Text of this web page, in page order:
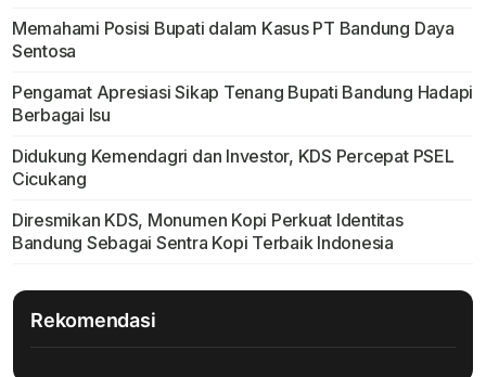
Memahami Posisi Bupati dalam Kasus PT Bandung Daya
Sentosa
Pengamat Apresiasi Sikap Tenang Bupati Bandung Hadapi
Berbagai Isu
Didukung Kemendagri dan Investor, KDS Percepat PSEL
Cicukang
Diresmikan KDS, Monumen Kopi Perkuat Identitas
Bandung Sebagai Sentra Kopi Terbaik Indonesia
Rekomendasi